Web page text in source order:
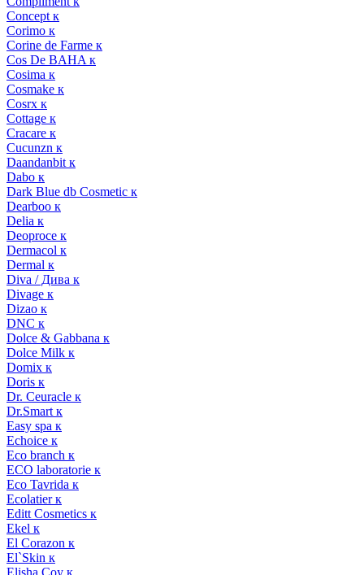
Concept к
Corimo к
Corine de Farme к
Cos De BAHA к
Cosima к
Cosmake к
Cosrx к
Cottage к
Cracare к
Cucunzn к
Daandanbit к
Dabo к
Dark Blue db Cosmetic к
Dearboo к
Delia к
Deoproce к
Dermacol к
Dermal к
Diva / Дива к
Divage к
Dizao к
DNC к
Dolce & Gabbana к
Dolce Milk к
Domix к
Doris к
Dr. Ceuracle к
Dr.Smart к
Easy spa к
Echoice к
Eco branch к
ECO laboratorie к
Eco Tavrida к
Ecolatier к
Editt Cosmetics к
Ekel к
El Corazon к
El`Skin к